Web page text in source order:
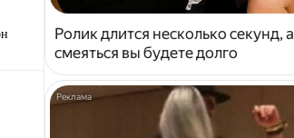
Ролик длится несколько секунд, а
смеяться вы будете долго